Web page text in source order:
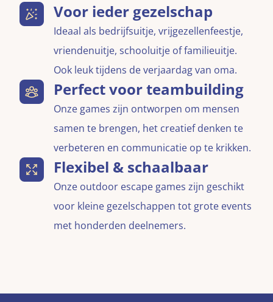
Voor ieder gezelschap
Ideaal als bedrijfsuitje, vrijgezellenfeestje,
vriendenuitje, schooluitje of familieuitje.
Ook leuk tijdens de verjaardag van oma.
Perfect voor teambuilding
Onze games zijn ontworpen om mensen
samen te brengen, het creatief denken te
verbeteren en communicatie op te krikken.
Flexibel & schaalbaar
Onze outdoor escape games zijn geschikt
voor kleine gezelschappen tot grote events
met honderden deelnemers.